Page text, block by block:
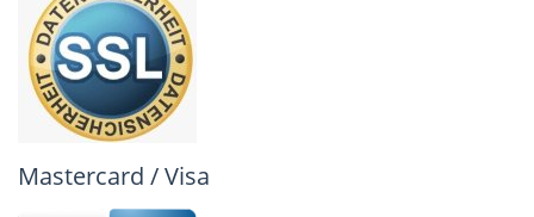
Mastercard / Visa